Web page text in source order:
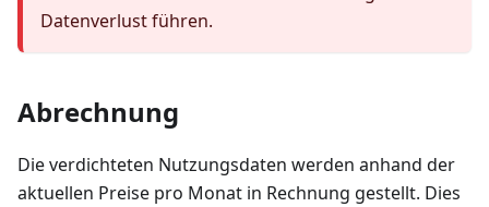
Datenverlust führen.
Abrechnung
Die verdichteten Nutzungsdaten werden anhand der
aktuellen Preise pro Monat in Rechnung gestellt. Dies